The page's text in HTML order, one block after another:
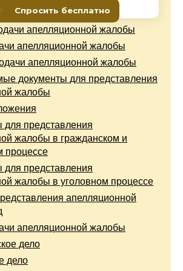
апелляционной жалобы
апелляционной жалобы
апелляционной жалобы
документы для представления
жалобы
для представления
жалобы в гражданском и
процессе
для представления
жалобы в уголовном процессе
апелляционной
апелляционной жалобы
дело
дело